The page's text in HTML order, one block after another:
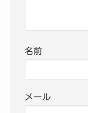
名前
メール